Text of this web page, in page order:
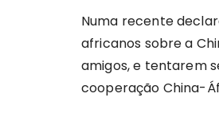
Numa recente
africanos sobre a
amigos, e tentarem
cooperação China-